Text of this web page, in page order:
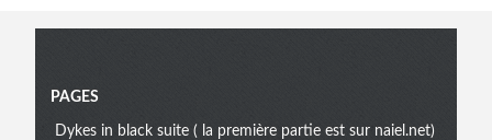
Menu
PAGES
Dykes in black suite ( la première partie est sur naiel.net)